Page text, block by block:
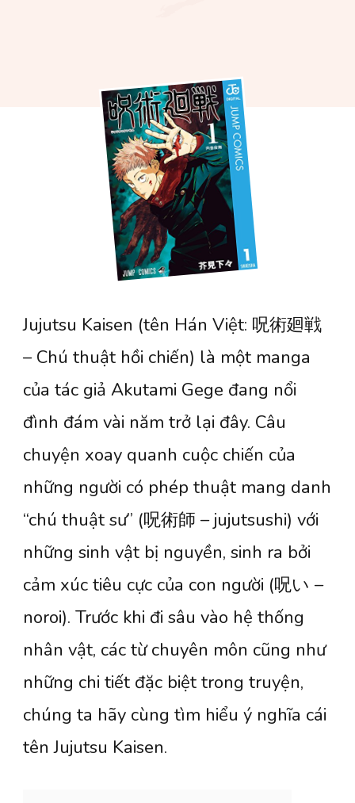
Jujutsu Kaisen (tên Hán Việt: 呪術廻戦
– Chú thuật hồi chiến) là một manga
của tác giả Akutami Gege đang nổi
đình đám vài năm trở lại đây. Câu
chuyện xoay quanh cuộc chiến của
những người có phép thuật mang danh
“chú thuật sư” (呪術師 – jujutsushi) với
những sinh vật bị nguyền, sinh ra bởi
cảm xúc tiêu cực của con người (呪い –
noroi). Trước khi đi sâu vào hệ thống
nhân vật, các từ chuyên môn cũng như
những chi tiết đặc biệt trong truyện,
chúng ta hãy cùng tìm hiểu ý nghĩa cái
tên Jujutsu Kaisen.